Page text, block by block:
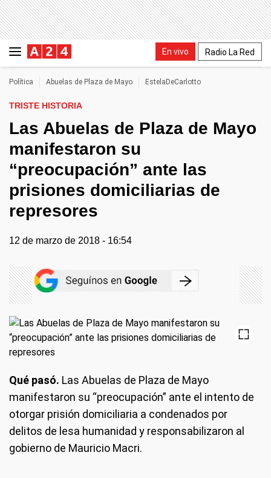
En vivo Radio La Red
Política Abuelas de Plaza de Mayo EstelaDeCarlotto
TRISTE HISTORIA
Las Abuelas de Plaza de Mayo
manifestaron su
“preocupación” ante las
prisiones domiciliarias de
represores
12 de marzo de 2018 - 16:54
Qué pasó. Las Abuelas de Plaza de Mayo
manifestaron su “preocupación” ante el intento de
otorgar prisión domiciliaria a condenados por
delitos de lesa humanidad y responsabilizaron al
gobierno de Mauricio Macri.